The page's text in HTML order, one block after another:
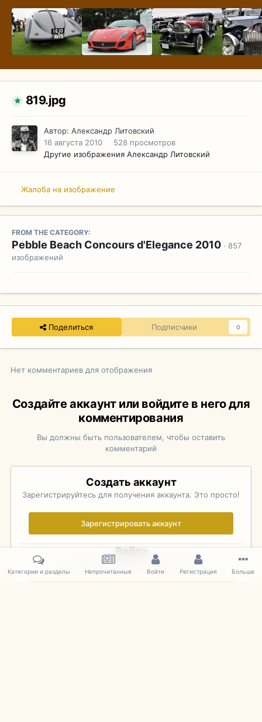
819.jpg
Автор: Александр Литовский
16 августа 2010
528 просмотров
Другие изображения Александр Литовский
Жалоба на изображение
FROM THE CATEGORY:
Pebble Beach Concours d'Elegance 2010 · 857
изображений
Поделиться Подписчики 0
Нет комментариев для отображения
Создайте аккаунт или войдите в него для
комментирования
Вы должны быть пользователем, чтобы оставить
комментарий
Создать аккаунт
Зарегистрируйтесь для получения аккаунта. Это просто!
Зарегистрировать аккаунт
Войти
Уже зарегистрированы? Войдите здесь.
Категории и разделы Непрочитанные Войти Регистрация Больше